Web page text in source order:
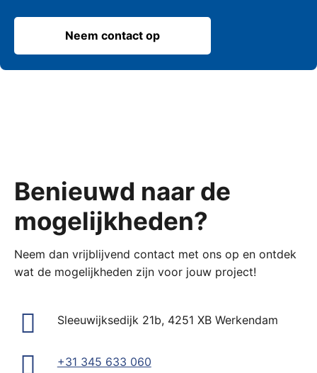
Neem contact op
Benieuwd naar de
mogelijkheden?
Neem dan vrijblijvend contact met ons op en ontdek
wat de mogelijkheden zijn voor jouw project!
Sleeuwijksedijk 21b, 4251 XB Werkendam
+31 345 633 060